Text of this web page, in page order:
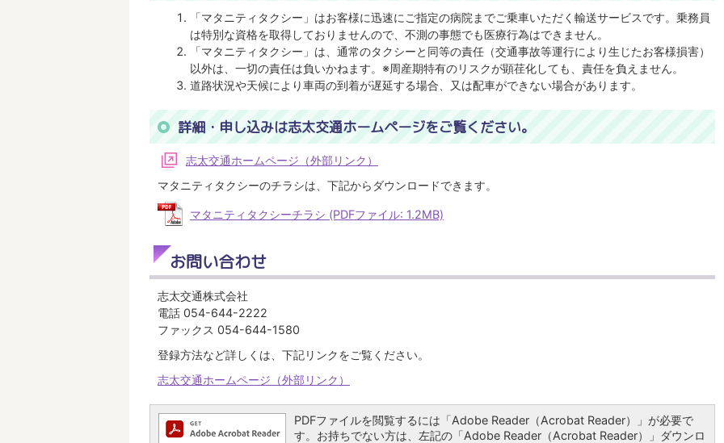
「マタニティタクシー」はお客様に迅速にご指定の病院までご乗車いただく輸送サービスです。乗務員
は特別な資格を取得しておりませんので、不測の事態でも医療行為はできません。
「マタニティタクシー」は、通常のタクシーと同等の責任（交通事故等運行により生じたお客様損害）
以外は、一切の責任は負いかねます。※周産期特有のリスクが顕荏化しても、責任を負えません。
道路状況や天候により車両の到着が遅延する場合、又は配車ができない場合があります。
詳細・申し込みは志太交通ホームページをご覧ください。
志太交通ホームページ（外部リンク）
マタニティタクシーのチラシは、下記からダウンロードできます。
マタニティタクシーチラシ (PDFファイル: 1.2MB)
お問い合わせ
志太交通株式会社
電話 054-644-2222
ファックス 054-644-1580
登録方法など詳しくは、下記リンクをご覧ください。
志太交通ホームページ（外部リンク）
PDFファイルを閲覧するには「Adobe Reader（Acrobat Reader）」が必要で
す。お持ちでない方は、左記の「Adobe Reader（Acrobat Reader）」ダウンロ